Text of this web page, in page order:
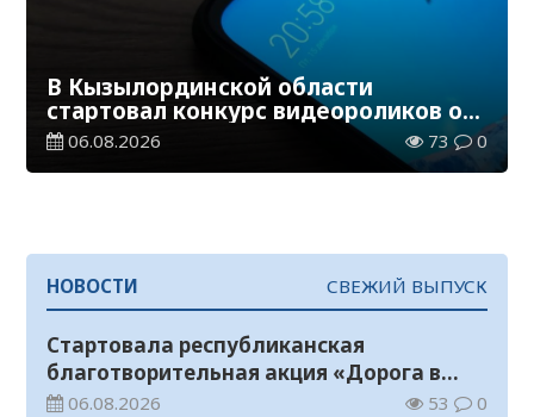
В Кызылординской области
стартовал конкурс видеороликов о
семейных ценностях и Конституции
06.08.2026 73 0
НОВОСТИ СВЕЖИЙ ВЫПУСК
Стартовала республиканская
благотворительная акция «Дорога в
школу»
06.08.2026 53 0